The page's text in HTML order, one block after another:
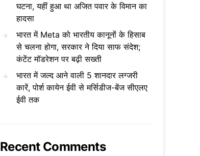
घटना, यहीं हुआ था अजित पवार के विमान का
हादसा
भारत में Meta को भारतीय कानूनों के हिसाब
से चलना होगा, सरकार ने दिया साफ संदेश;
कंटेंट मॉडरेशन पर बढ़ी सख्ती
भारत में जल्द आने वाली 5 शानदार लग्जरी
कारें, पोर्श कायेन ईवी से मर्सिडीज-बेंज सीएलए
ईवी तक
Recent Comments